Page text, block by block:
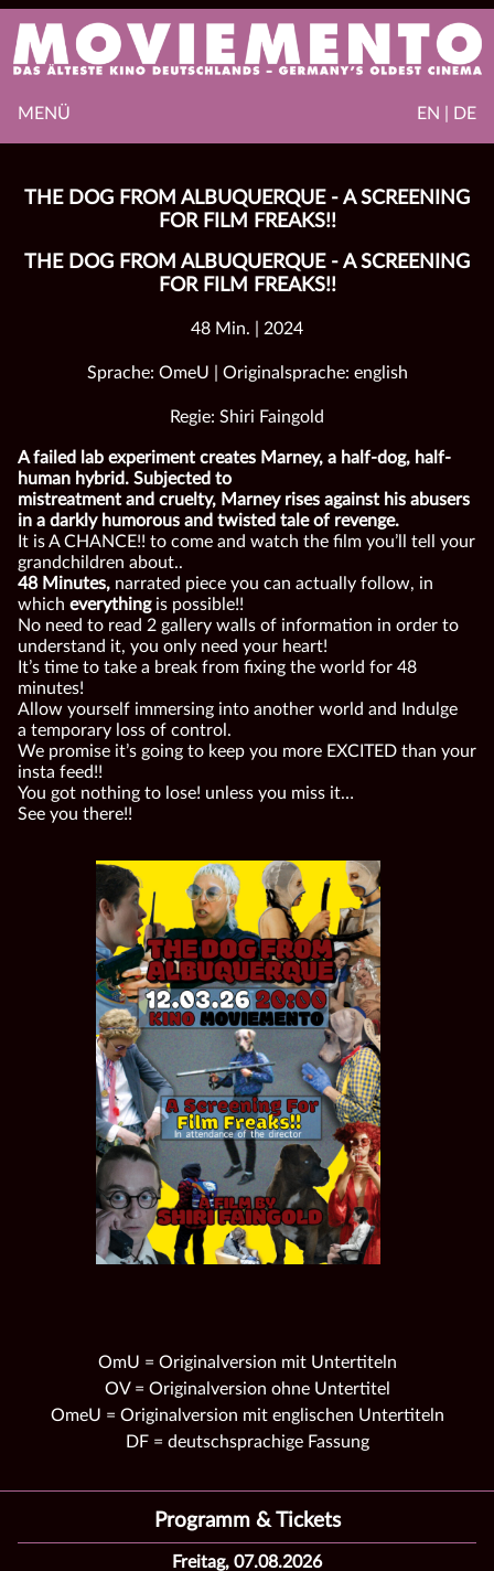
EN | DE
MENÜ
THE DOG FROM ALBUQUERQUE - A SCREENING
FOR FILM FREAKS!!
THE DOG FROM ALBUQUERQUE - A SCREENING
FOR FILM FREAKS!!
48 Min. | 2024
Sprache: OmeU | Originalsprache: english
Regie: Shiri Faingold
A failed lab experiment creates Marney, a half-dog, half-
human hybrid. Subjected to
mistreatment and cruelty, Marney rises against his abusers
in a darkly humorous and twisted tale of revenge.
It is A CHANCE!! to come and watch the film you’ll tell your
grandchildren about..
48 Minutes, narrated piece you can actually follow, in
which everythingis possible!!
No need to read 2 gallery walls of information in order to
understand it, you only need your heart!
It’s time to take a break from fixing the world for 48
minutes!
Allow yourself immersing into another world and Indulge
a temporary loss of control.
We promise it’s going to keep you more EXCITED than your
insta feed!!
You got nothing to lose! unless you miss it…
See you there!!
OmU = Originalversion mit Untertiteln
OV = Originalversion ohne Untertitel
OmeU = Originalversion mit englischen Untertiteln
DF = deutschsprachige Fassung
Programm & Tickets
Freitag, 07.08.2026